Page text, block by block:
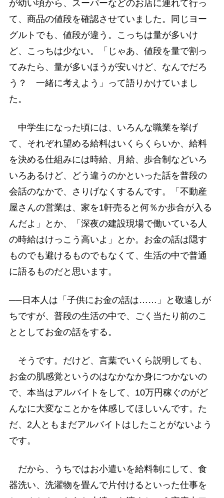
が幼い頃から、スーパーなどのお店に連れて行っ
て、商品の値段を確認させていました。同じヨー
グルトでも、値段が違う。こっちは量が多いけ
ど、こっちは少ない。「じゃあ、値段を量で割っ
てみたら、量が多いほうが安いけど、なんでだろ
う？ 一緒に考えよう」って語りかけていまし
た。
中学生になった頃には、いろんな職業を挙げ
て、それぞれ望める給料はいくらくらいか、給料
を決める仕組みには時給、月給、歩合制などいろ
いろあるけど、どう違うのかといった話を普段の
会話のなかで、さりげなくするんです。「不動産
屋さんの営業は、家を1軒売ると何％か歩合が入る
んだよ」とか、「深夜の建設現場で働いている人
の時給はけっこう高いよ」とか。お金の話は隠す
ものでも避けるものでもなくて、生活の中で普通
に語るものだと思います。
──日本人は「子供にお金の話は……」と敬遠しが
ちですが、普段の生活の中で、ごく当たり前のこ
ととしてお金の話をする。
そうです。だけど、言葉でいくら説明しても、
お金の肌感覚というのはなかなか身につかないの
で、本当はアルバイトをして、10万円稼ぐのがど
んなに大変なことかを体感してほしいんです。た
だ、2人ともまだアルバイトはしたことがないよう
です。
だから、うちではお小遣いを給料制にして、食
器洗い、洗濯物を畳んで片付けるといった仕事を